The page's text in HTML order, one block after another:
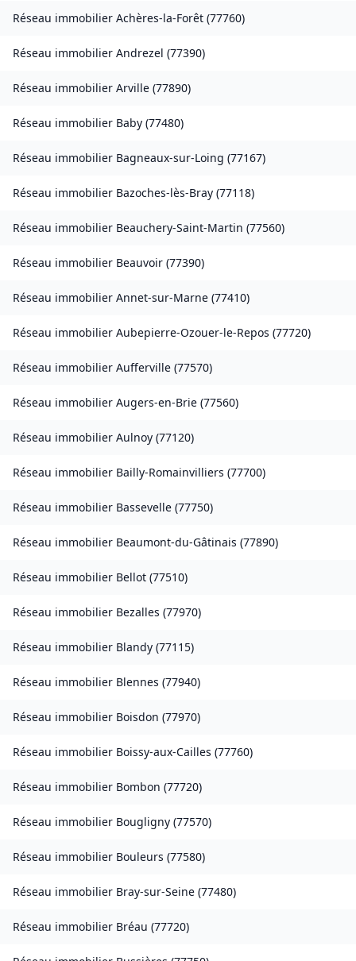
Réseau immobilier Achères-la-Forêt (77760)
Réseau immobilier Andrezel (77390)
Réseau immobilier Arville (77890)
Réseau immobilier Baby (77480)
Réseau immobilier Bagneaux-sur-Loing (77167)
Réseau immobilier Bazoches-lès-Bray (77118)
Réseau immobilier Beauchery-Saint-Martin (77560)
Réseau immobilier Beauvoir (77390)
Réseau immobilier Annet-sur-Marne (77410)
Réseau immobilier Aubepierre-Ozouer-le-Repos (77720)
Réseau immobilier Aufferville (77570)
Réseau immobilier Augers-en-Brie (77560)
Réseau immobilier Aulnoy (77120)
Réseau immobilier Bailly-Romainvilliers (77700)
Réseau immobilier Bassevelle (77750)
Réseau immobilier Beaumont-du-Gâtinais (77890)
Réseau immobilier Bellot (77510)
Réseau immobilier Bezalles (77970)
Réseau immobilier Blandy (77115)
Réseau immobilier Blennes (77940)
Réseau immobilier Boisdon (77970)
Réseau immobilier Boissy-aux-Cailles (77760)
Réseau immobilier Bombon (77720)
Réseau immobilier Bougligny (77570)
Réseau immobilier Bouleurs (77580)
Réseau immobilier Bray-sur-Seine (77480)
Réseau immobilier Bréau (77720)